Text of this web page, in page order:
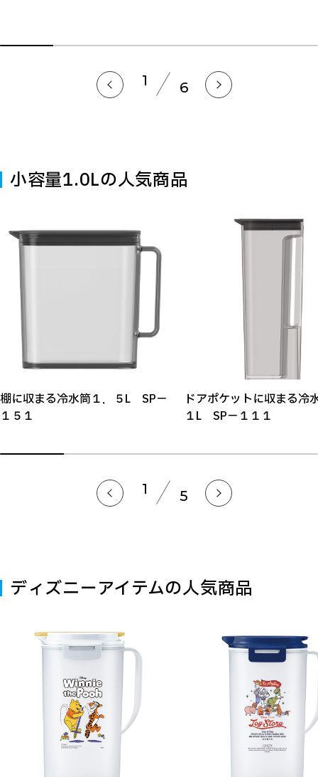
1 6
小容量1.0Lの人気商品
棚に収まる冷水筒１．５L SP－
１５１
ドアポケットに収まる冷
１L SP－１１１
1 5
ディズニーアイテムの人気商品